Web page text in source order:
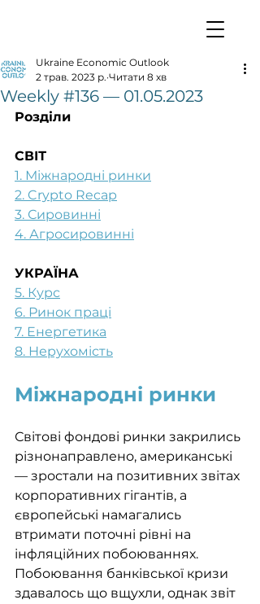
Weekly #136 — 01.05.2023
Ukraine Economic Outlook
2 трав. 2023 р. Читати 8 хв
Розділи
СВІТ
1. Міжнародні ринки
2. Crypto Recap
3. Сировинні
4. Агросировинні
УКРАЇНА
5. Курс
6. Ринок праці
7. Енергетика
8. Нерухомість
Міжнародні ринки
Світові фондові ринки закрились
різнонаправлено, американські
— зростали на позитивних звітах
корпоративних гігантів, а
європейські намагались
втримати поточні рівні на
інфляційних побоюваннях.
Побоювання банківської кризи
здавалось що вщухли, однак звіт